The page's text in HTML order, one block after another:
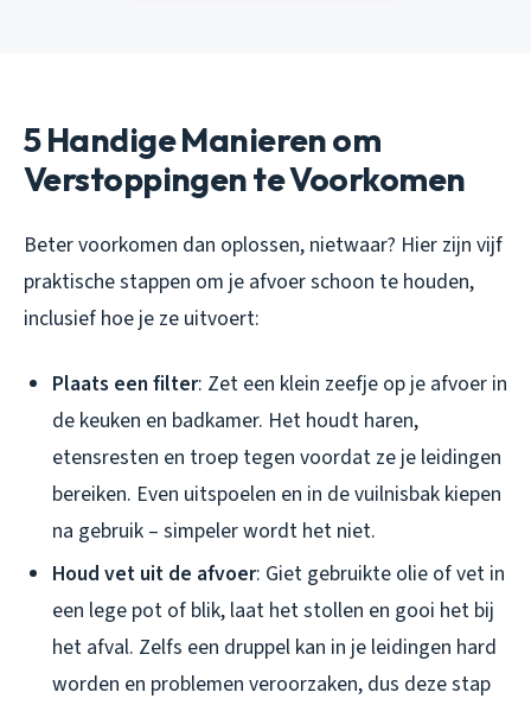
5 Handige Manieren om
Verstoppingen te Voorkomen
Beter voorkomen dan oplossen, nietwaar? Hier zijn vijf
praktische stappen om je afvoer schoon te houden,
inclusief hoe je ze uitvoert:
Plaats een filter: Zet een klein zeefje op je afvoer in
de keuken en badkamer. Het houdt haren,
etensresten en troep tegen voordat ze je leidingen
bereiken. Even uitspoelen en in de vuilnisbak kiepen
na gebruik – simpeler wordt het niet.
Houd vet uit de afvoer: Giet gebruikte olie of vet in
een lege pot of blik, laat het stollen en gooi het bij
het afval. Zelfs een druppel kan in je leidingen hard
worden en problemen veroorzaken, dus deze stap